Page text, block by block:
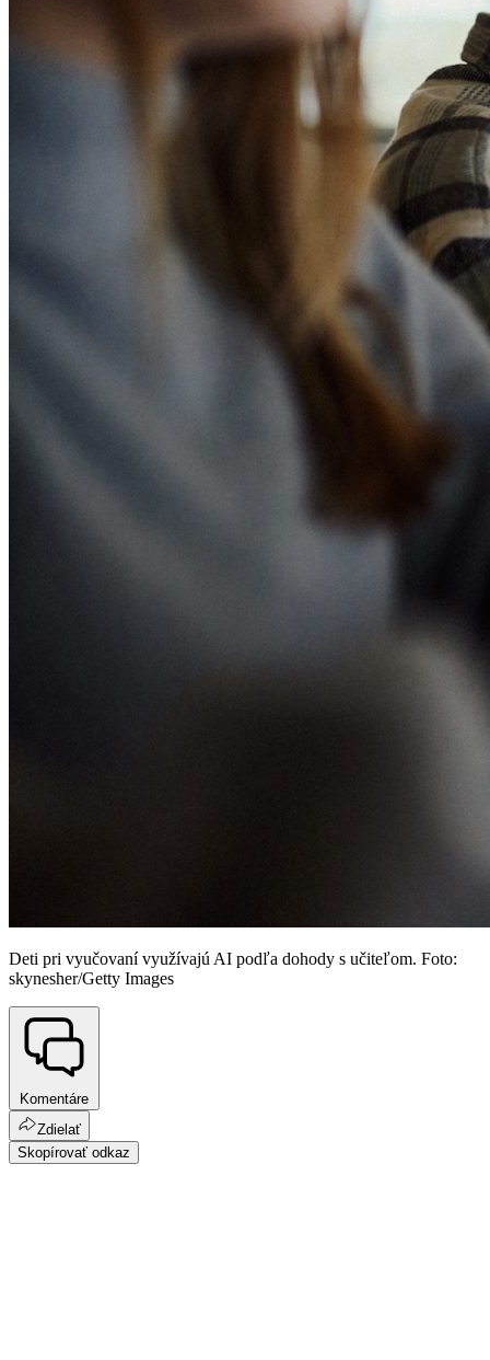
Deti pri vyučovaní využívajú AI podľa dohody s učiteľom. Foto:
skynesher/Getty Images
Komentáre
Zdielať
Skopírovať odkaz